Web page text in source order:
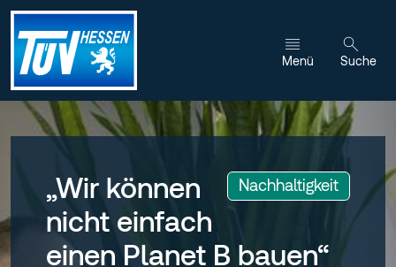
Zum Inhalt wechseln
Menü Suche
Nachhaltigkeit:
„Wir können
nicht einfach
einen Planet B bauen“